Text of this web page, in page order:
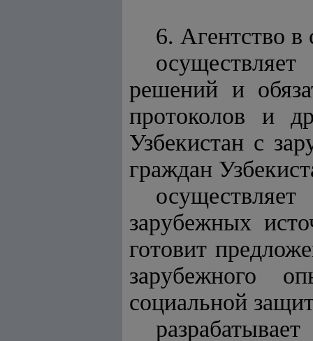
6. Агентство в
решений и
протоколов и
Узбекистан с
граждан
зарубежных
готовит
зарубежного
социальной